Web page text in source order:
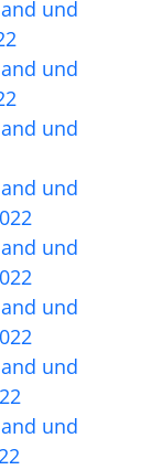
und
und
und
und
und
und
und
und